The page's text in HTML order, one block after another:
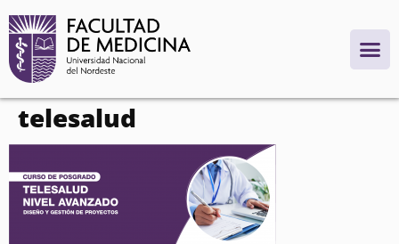
contenido
telesalud